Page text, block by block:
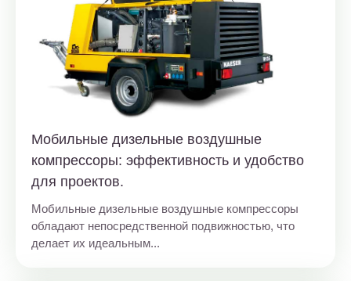
Мобильные дизельные воздушные
компрессоры: эффективность и удобство
для проектов.
Мобильные дизельные воздушные компрессоры
обладают непосредственной подвижностью, что
делает их идеальным...